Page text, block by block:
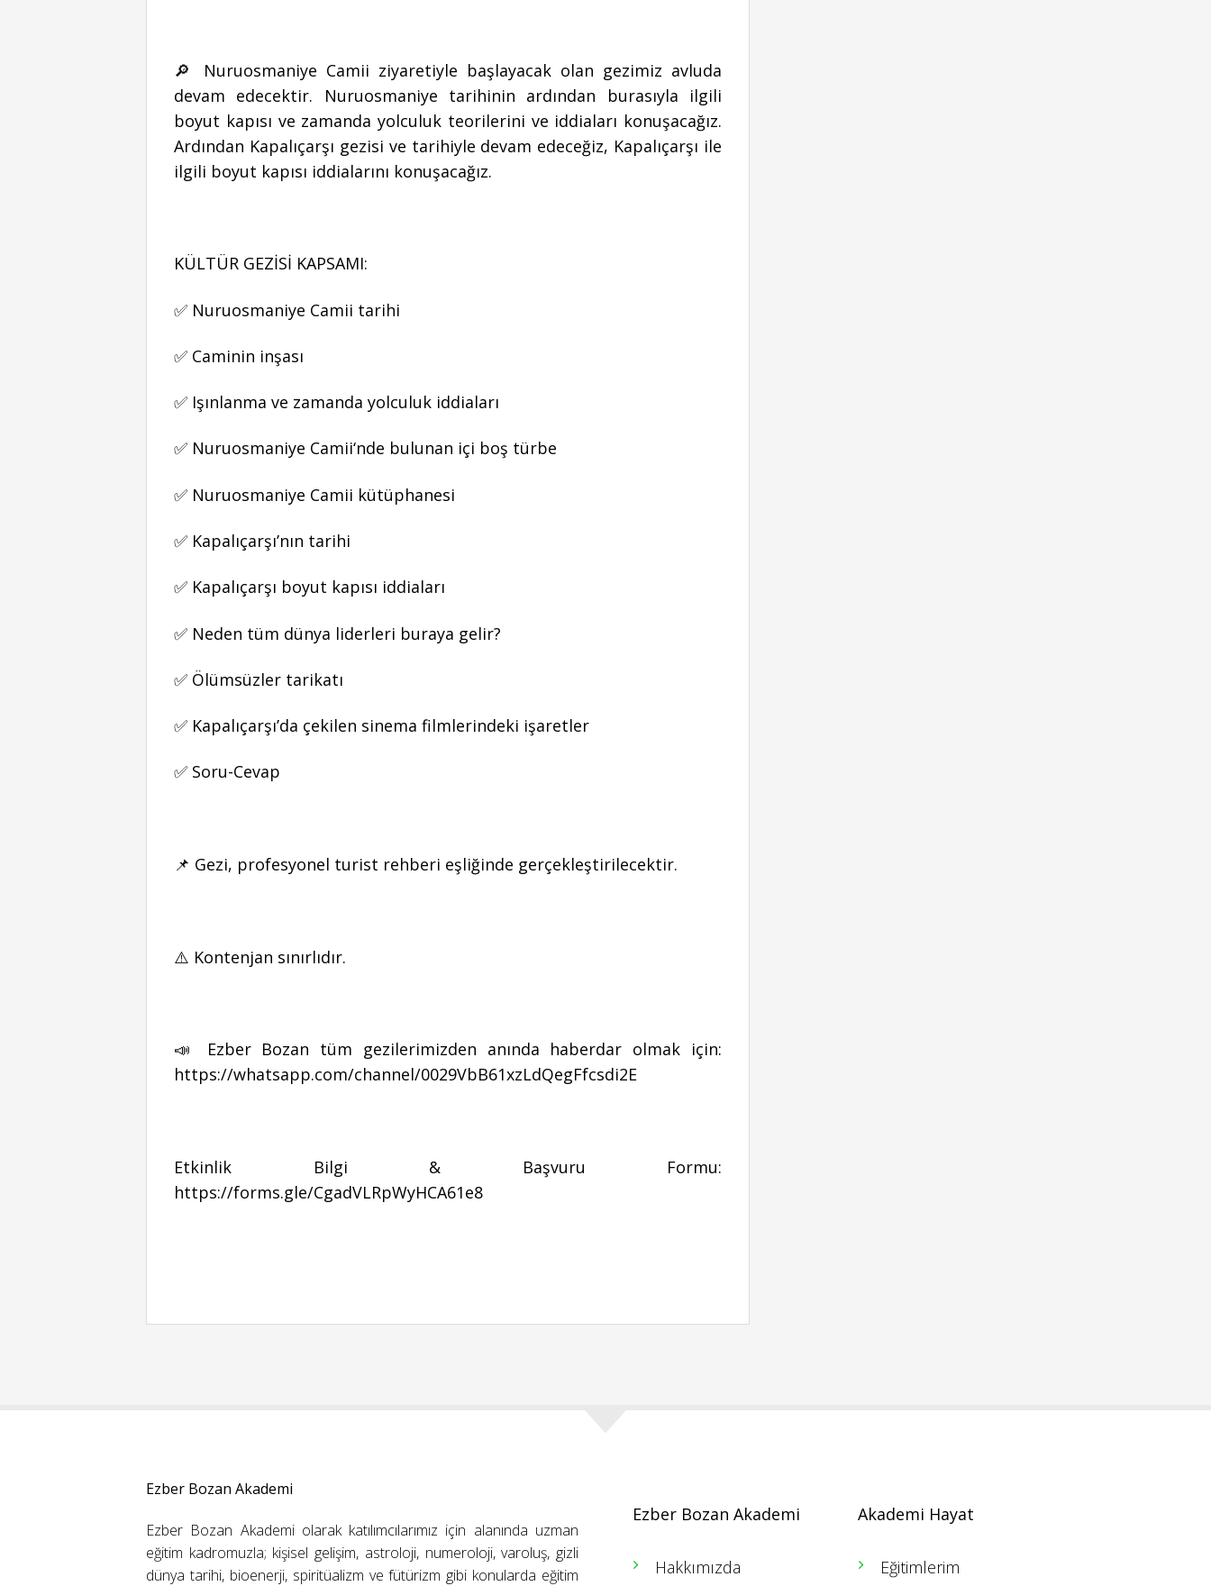
🔎 Nuruosmaniye Camii ziyaretiyle başlayacak olan gezimiz avluda
devam edecektir. Nuruosmaniye tarihinin ardından burasıyla ilgili
boyut kapısı ve zamanda yolculuk teorilerini ve iddiaları konuşacağız.
Ardından Kapalıçarşı gezisi ve tarihiyle devam edeceğiz, Kapalıçarşı ile
ilgili boyut kapısı iddialarını konuşacağız.
KÜLTÜR GEZİSİ KAPSAMI:
✅ Nuruosmaniye Camii tarihi
✅ Caminin inşası
✅ Işınlanma ve zamanda yolculuk iddiaları
✅ Nuruosmaniye Camii‘nde bulunan içi boş türbe
✅ Nuruosmaniye Camii kütüphanesi
✅ Kapalıçarşı’nın tarihi
✅ Kapalıçarşı boyut kapısı iddiaları
✅ Neden tüm dünya liderleri buraya gelir?
✅ Ölümsüzler tarikatı
✅ Kapalıçarşı’da çekilen sinema filmlerindeki işaretler
✅ Soru-Cevap
📌 Gezi, profesyonel turist rehberi eşliğinde gerçekleştirilecektir.
⚠️ Kontenjan sınırlıdır.
📣 Ezber Bozan tüm gezilerimizden anında haberdar olmak için:
https://whatsapp.com/channel/0029VbB61xzLdQegFfcsdi2E
Etkinlik Bilgi & Başvuru Formu:
https://forms.gle/CgadVLRpWyHCA61e8
Ezber Bozan Akademi
Ezber Bozan Akademi olarak katılımcılarımız için alanında uzman
eğitim kadromuzla; kişisel gelişim, astroloji, numeroloji, varoluş, gizli
dünya tarihi, bioenerji, spiritüalizm ve fütürizm gibi konularda eğitim
Ezber Bozan Akademi
Hakkımızda
Akademi Hayat
Eğitimlerim